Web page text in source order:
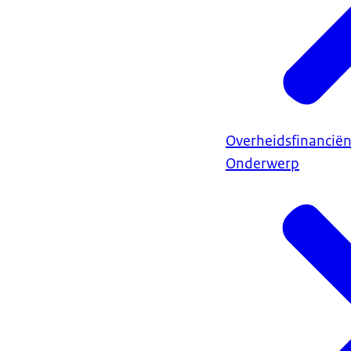
Overheidsfinanciën
Onderwerp